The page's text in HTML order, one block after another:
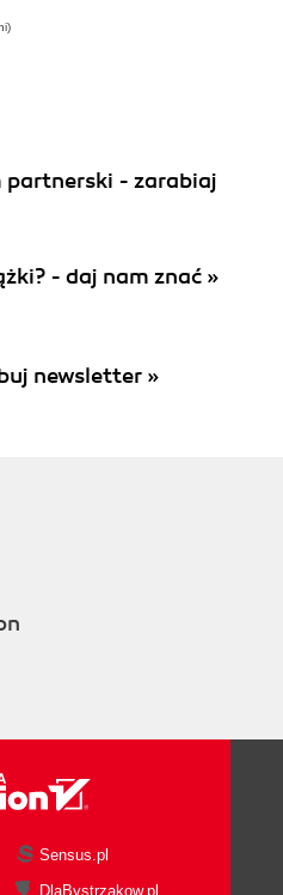
partnerski - zarabiaj
- daj nam znać »
newsletter »
Sensus.pl
DlaBystrzakow.pl